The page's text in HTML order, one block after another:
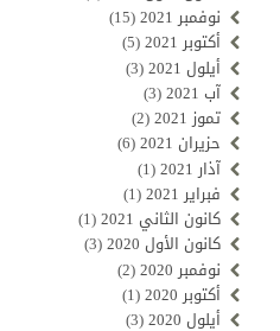
نوفمبر 2021
(15)
أكتوبر 2021
(5)
أيلول 2021
(3)
آب 2021
(3)
تموز 2021
(2)
حزيران 2021
(6)
آذار 2021
(1)
فبراير 2021
(1)
كانون الثاني 2021
(1)
كانون الأول 2020
(3)
نوفمبر 2020
(2)
أكتوبر 2020
(1)
أيلول 2020
(3)